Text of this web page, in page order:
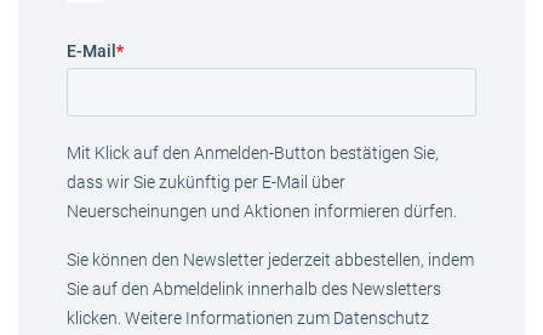
E-Mail *
Mit Klick auf den Anmelden-Button bestätigen Sie,
dass wir Sie zukünftig per E-Mail über
Neuerscheinungen und Aktionen informieren dürfen.
Sie können den Newsletter jederzeit abbestellen, indem
Sie auf den Abmeldelink innerhalb des Newsletters
klicken. Weitere Informationen zum Datenschutz